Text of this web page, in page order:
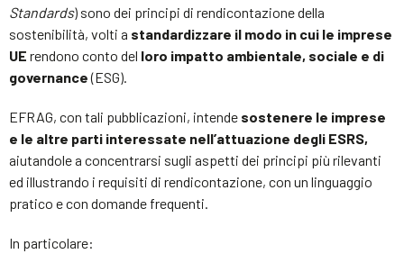
Standards) sono dei principi di rendicontazione della
sostenibilità, volti a standardizzare il modo in cui le imprese
UE rendono conto del loro impatto ambientale, sociale e di
governance(ESG).
EFRAG, con tali pubblicazioni, intende sostenere le imprese
e le altre parti interessate nell’attuazione degli ESRS,
aiutandole a concentrarsi sugli aspetti dei principi più rilevanti
ed illustrando i requisiti di rendicontazione, con un linguaggio
pratico e con domande frequenti.
In particolare: